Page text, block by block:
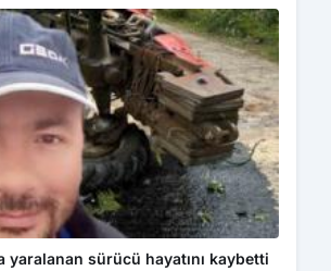
yaralanan sürücü hayatını kaybetti